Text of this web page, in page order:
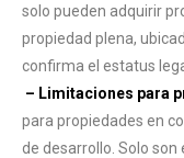
solo pueden adquirir
propiedad plena,
confirma el estatus
– Limitaciones para
para propiedades en
de desarrollo. Solo